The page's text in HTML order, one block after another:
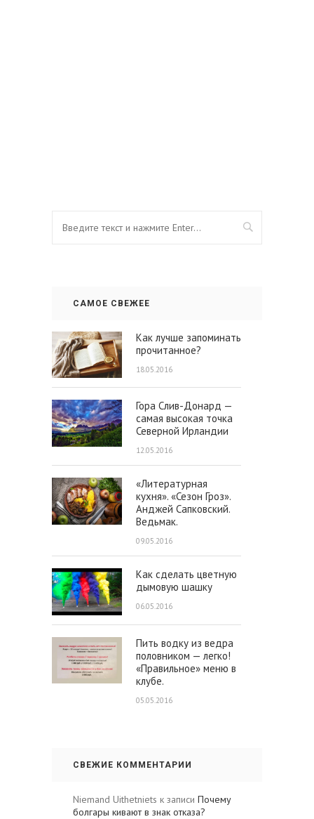
САМОЕ СВЕЖЕЕ
Как лучше запоминать
прочитанное?
18.05.2016
Гора Слив-Донард —
самая высокая точка
Северной Ирландии
12.05.2016
«Литературная
кухня». «Сезон Гроз».
Анджей Сапковский.
Ведьмак.
09.05.2016
Как сделать цветную
дымовую шашку
06.05.2016
Пить водку из ведра
половником — легко!
«Правильное» меню в
клубе.
05.05.2016
СВЕЖИЕ КОММЕНТАРИИ
Niemand Uithetniets к записи Почему
болгары кивают в знак отказа?